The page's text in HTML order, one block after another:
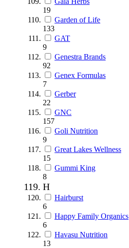
19
Garden of Life
133
GAT
9
Genestra Brands
92
Genex Formulas
7
Gerber
22
GNC
157
Goli Nutrition
9
Great Lakes Wellness
15
Gummi King
8
H
Hairburst
6
Happy Family Organics
6
Havasu Nutrition
13